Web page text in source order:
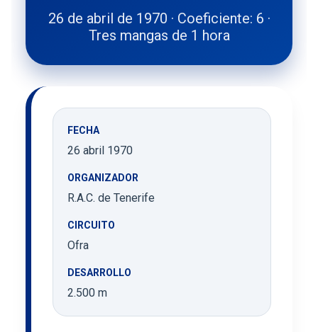
26 de abril de 1970 · Coeficiente: 6 ·
Tres mangas de 1 hora
FECHA
26 abril 1970
ORGANIZADOR
R.A.C. de Tenerife
CIRCUITO
Ofra
DESARROLLO
2.500 m